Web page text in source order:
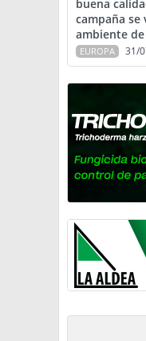
buena
campaña se
ambiente
EUROPA 31/